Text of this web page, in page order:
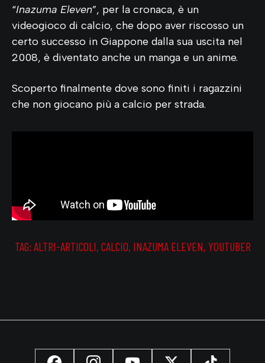
“Inazuma Eleven”, per la cronaca, è un
videogioco di calcio, che dopo aver riscosso un
certo successo in Giappone dalla sua uscita nel
2008, è diventato anche un manga e un anime.
Scoperto finalmente dove sono finiti i ragazzini
che non giocano più a calcio per strada.
TAG: ALTRI-ARTICOLI, CALCIO, INAZUMA ELEVEN, YOUTUBER